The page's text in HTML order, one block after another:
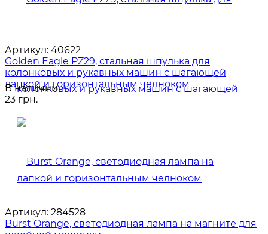
Артикул: 40622
Golden Eagle PZ29, стальная шпулька для
колонковых и рукавных машин с шагающей
лапкой и горизонтальным челноком
В наличии
23 грн.
Артикул: 284528
Burst Orange, светодиодная лампа на магните для